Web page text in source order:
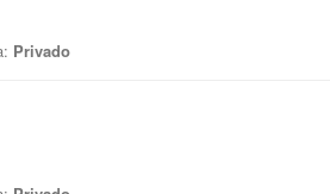
Privado